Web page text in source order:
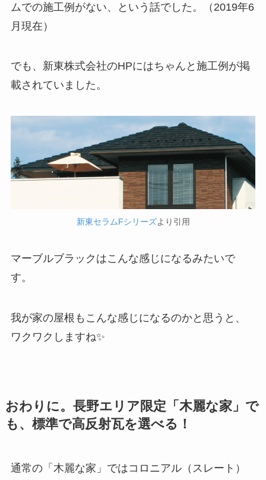
ムでの施工例がない、という話でした。（2019年6
月現在）
でも、新東株式会社のHPにはちゃんと施工例が掲
載されていました。
新東セラムFシリーズより引用
マーブルブラックはこんな感じになるみたいで
す。
我が家の屋根もこんな感じになるのかと思うと、
ワクワクしますね✨
おわりに。長野エリア限定「木麗な家」で
も、標準で高反射瓦を選べる！
通常の「木麗な家」ではコロニアル（スレート）